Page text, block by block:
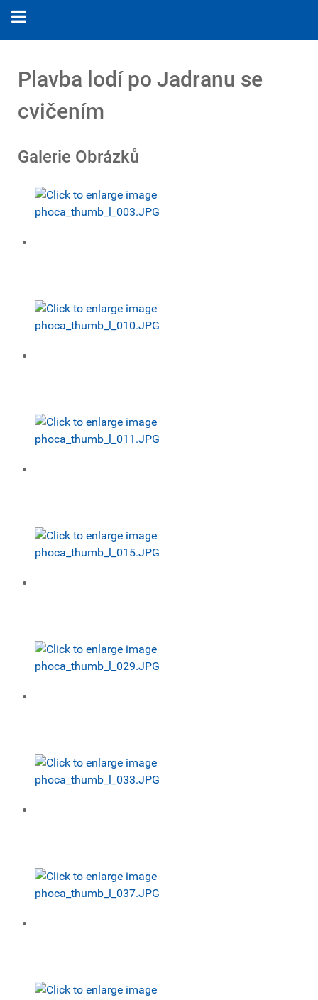
Plavba lodí po Jadranu se
cvičením
Galerie Obrázků